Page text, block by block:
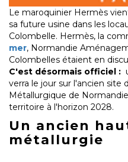
Le maroquinier Hermès
sa future usine dans les
Colombelle. Hermès, la
mer, Normandie
Colombelles étaient en
C'est désormais officiel :
verra le jour sur l'ancien site
Métallurgique de
territoire à l'horizon 2028.
Un ancien
métallurgie